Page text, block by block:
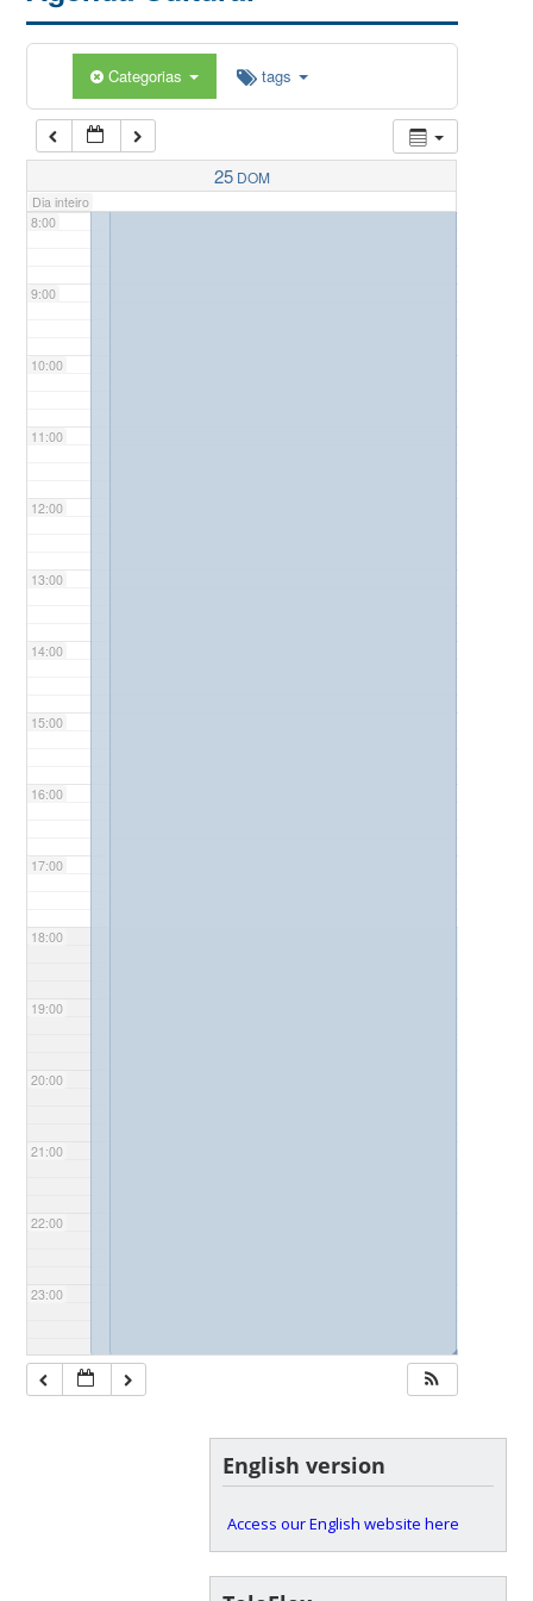
Categorias tags
25 DOM
Dia inteiro
5:00
7:00
8:00
9:00
10:00
11:00
12:00
13:00
14:00
15:00
16:00
17:00
18:00
19:00
20:00
21:00
22:00
23:00
◢◢
English version
Access our English website here